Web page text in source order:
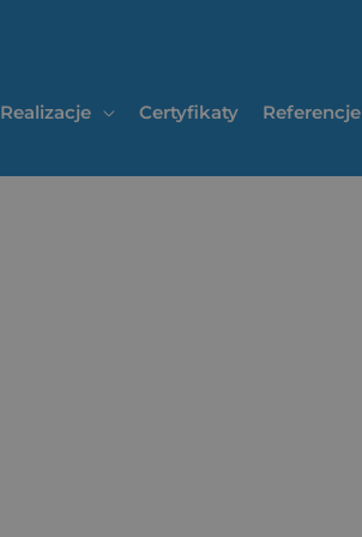
Realizacje Certyfikaty Referencje